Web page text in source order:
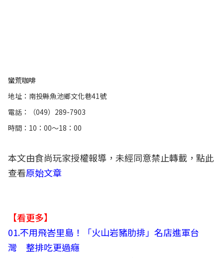
蠻荒咖啡
地址：南投縣魚池鄉文化巷41號
電話：（049）289-7903
時間：10：00～18：00
本文由食尚玩家授權報導，未經同意禁止轉載，點此
查看原始文章
【看更多】
01.不用飛峇里島！「火山岩豬肋排」名店進軍台
灣 整排吃更過癮